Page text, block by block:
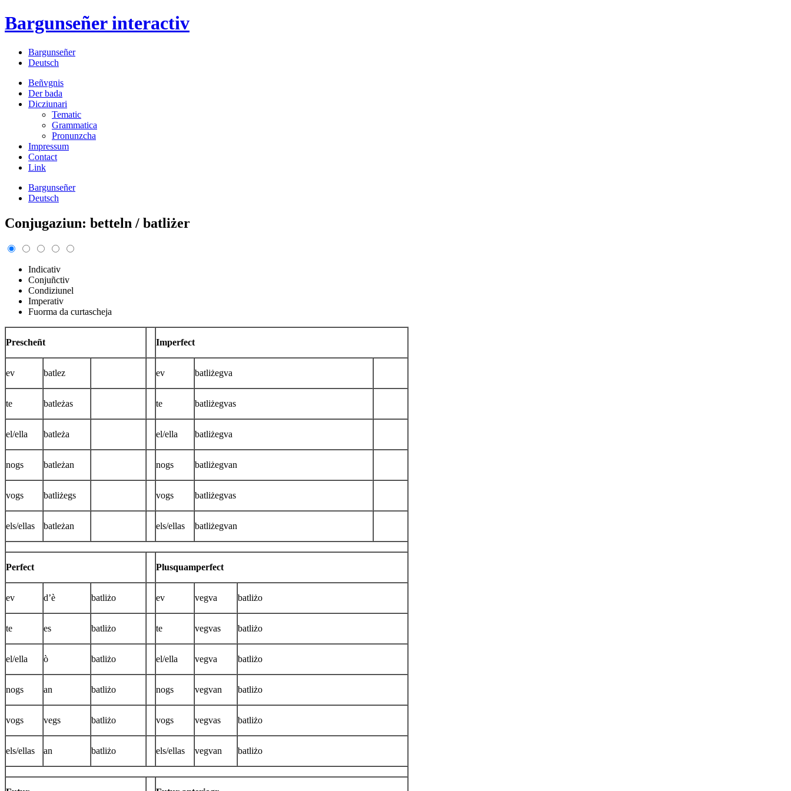
Bargunseñerinteractiv
Bargunseñer
Deutsch
Beñvgnis
Der bada
Dicziunari
Tematic
Grammatica
Pronunzcha
Impressum
Contact
Link
Bargunseñer
Deutsch
Conjugaziun: betteln / batliżer
Indicativ
Conjuñctiv
Condiziunel
Imperativ
Fuorma da curtascheja
Prescheñt Imperfect
ev batlez ev batliżegva
te batleżas te batliżegvas
el/ella batleża el/ella batliżegva
nogs batleżan nogs batliżegvan
vogs batliżegs vogs batliżegvas
els/ellas batleżan els/ellas batliżegvan
Perfect Plusquamperfect
ev d’è batliżo ev vegva batliżo
te es batliżo te vegvas batliżo
el/ella ò batliżo el/ella vegva batliżo
nogs an batliżo nogs vegvan batliżo
vogs vegs batliżo vogs vegvas batliżo
els/ellas an batliżo els/ellas vegvan batliżo